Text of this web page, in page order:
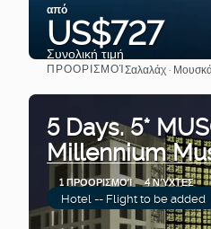
από
US$727
Συνολική τιμή
ΠΡΟΟΡΙΣΜΟΊΣαλαλάχ ·
5 Days. 5*
Millennium
1 ΠΡΟΟΡΙΣΜΟΊ 4 ΝΎΧΤΕΣ
Hotel -- Flight to be added